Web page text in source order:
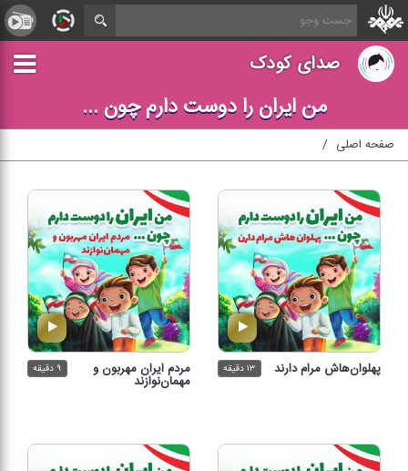
صدای کودک
من ایران را دوست دارم چون ...
صفحه اصلی
پهلوان‌هاش مرام دارند ۱۳ دقیقه مردم ایران مهربون و
مهمان‌نوازند
۹ دقیقه